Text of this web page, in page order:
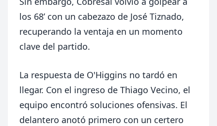
los 68’ con un cabezazo de José Tiznado,
recuperando la ventaja en un momento
clave del partido.
La respuesta de O'Higgins no tardó en
llegar. Con el ingreso de Thiago Vecino, el
equipo encontró soluciones ofensivas. El
delantero anotó primero con un certero